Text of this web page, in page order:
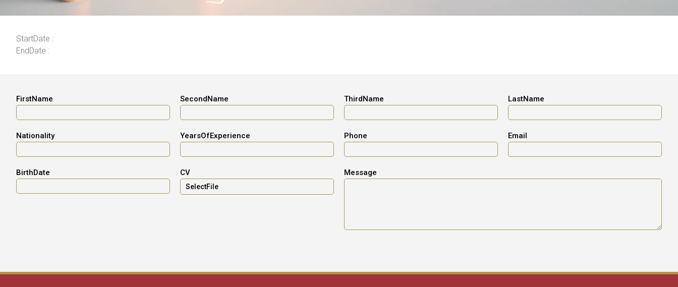
StartDate :
EndDate :
FirstName SecondName ThirdName LastName
Nationality YearsOfExperience Phone Email
BirthDate CV
SelectFile
Message